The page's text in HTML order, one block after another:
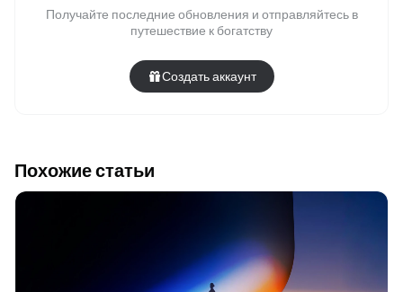
Получайте последние обновления и отправляйтесь в
путешествие к богатству
Создать аккаунт
Похожие статьи